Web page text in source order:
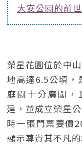
大安公園的前
榮星花園位於中
地高達6.5公頃，
庭園十分廣闊，
建，並成立榮星
時一張門票要價
顯示尊貴其不凡的